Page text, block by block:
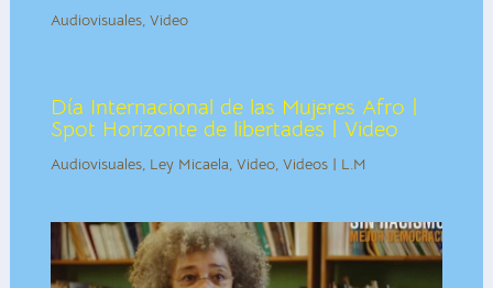
Audiovisuales, Video
Día Internacional de las Mujeres Afro |
Spot Horizonte de libertades | Video
Audiovisuales, Ley Micaela, Video, Videos | L.M